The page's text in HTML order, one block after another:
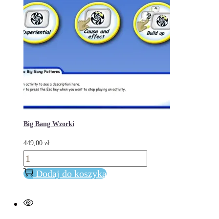
na
stronie
produktu
Big Bang Wzorki
449,00 zł
ilość
Big
Wzorki
Dodaj do koszyka